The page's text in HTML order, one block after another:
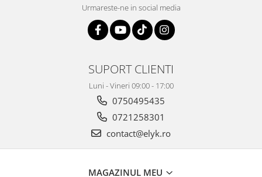
Urmareste-ne in social media
SUPORT CLIENTI
Luni - Vineri 09:00 - 17:00
0750495435
0721258301
contact@elyk.ro
MAGAZINUL MEU